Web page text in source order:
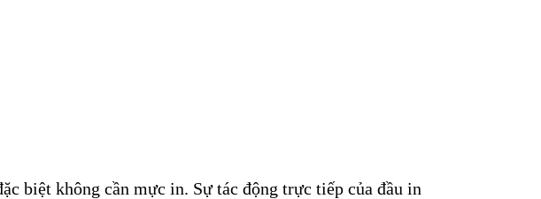
biệt không cần mực in. Sự tác động trực tiếp của đầu in